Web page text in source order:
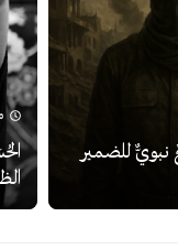
نبويٌّ للضمير